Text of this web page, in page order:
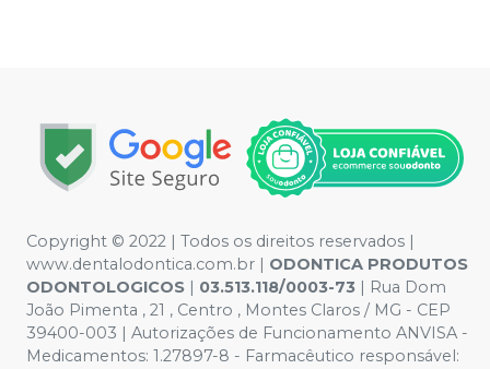
Copyright © 2022 | Todos os direitos reservados |
www.dentalodontica.com.br | ODONTICA PRODUTOS
ODONTOLOGICOS | 03.513.118/0003-73 | Rua Dom
João Pimenta , 21 , Centro , Montes Claros / MG - CEP
39400-003 | Autorizações de Funcionamento ANVISA -
Medicamentos: 1.27897-8 - Farmacêutico responsável: